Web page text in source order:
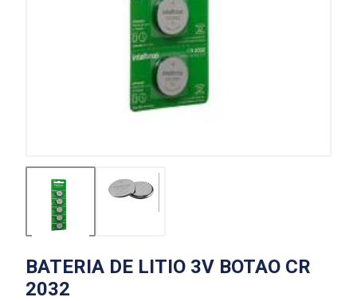
BATERIA DE LITIO 3V BOTAO CR
2032